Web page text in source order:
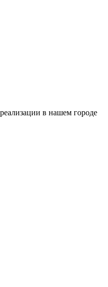
в нашем городе